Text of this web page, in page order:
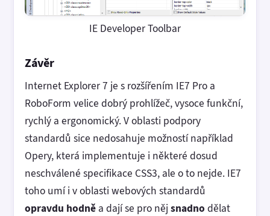
IE Developer Toolbar
Závěr
Internet Explorer 7 je s rozšířením IE7 Pro a
RoboForm velice dobrý prohlížeč, vysoce funkční,
rychlý a ergonomický. V oblasti podpory
standardů sice nedosahuje možností například
Opery, která implementuje i některé dosud
neschválené specifikace CSS3, ale o to nejde. IE7
toho umí i v oblasti webových standardů
opravdu hodně a dají se pro něj snadno dělat